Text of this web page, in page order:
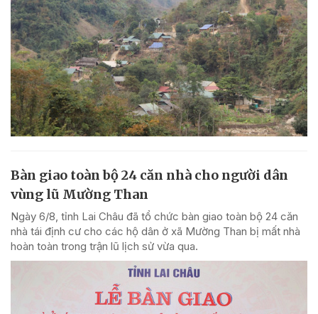
Bàn giao toàn bộ 24 căn nhà cho người dân
vùng lũ Mường Than
Ngày 6/8, tỉnh Lai Châu đã tổ chức bàn giao toàn bộ 24 căn
nhà tái định cư cho các hộ dân ở xã Mường Than bị mất nhà
hoàn toàn trong trận lũ lịch sử vừa qua.